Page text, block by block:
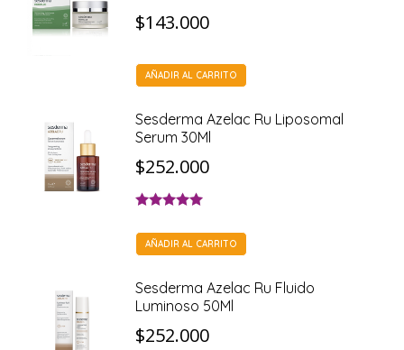
$143.000
AÑADIR AL CARRITO
Sesderma Azelac Ru Liposomal
Serum 30Ml
$252.000
5.00de 5
AÑADIR AL CARRITO
Sesderma Azelac Ru Fluido
Luminoso 50Ml
$252.000